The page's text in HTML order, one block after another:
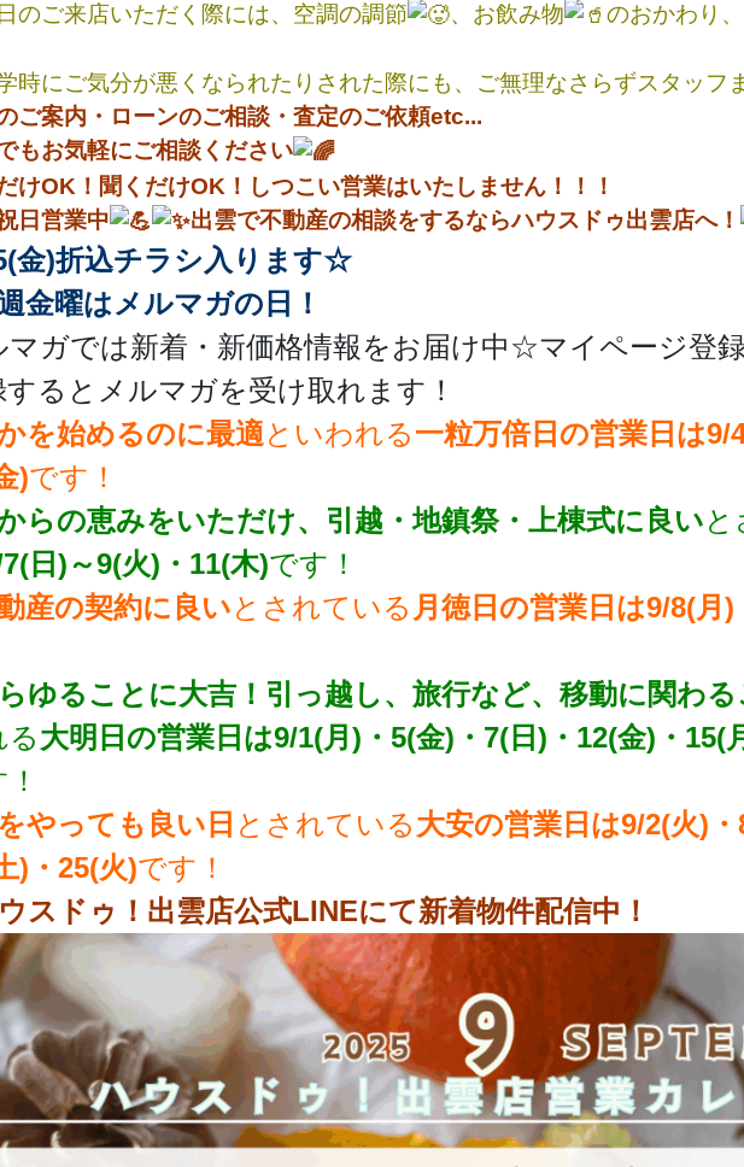
のご来店いただく際には、空調の調節
、お飲み物
のおかわり
時にご気分が悪くなられたりされた際にも、ご無理なさらずスタッフ
ご案内・ローンのご相談・査定のご依頼etc...
もお気軽にご相談ください
けOK！聞くだけOK！しつこい営業はいたしません！！！
日営業中
出雲で不動産の相談をするならハウスドゥ出雲店へ！
金)折込チラシ入ります☆
金曜はメルマガの日！
マガでは新着・新価格情報をお届け中☆マイページ登
するとメルマガを受け取れます！
を始めるのに最適といわれる一粒万倍日の営業日は9/
)です！
らの恵みをいただけ、引越・地鎮祭・上棟式に良いと
日)～9(火)・11(木)です！
産の契約に良いとされている 月徳日の営業日は9/8(月
ゆることに大吉！引っ越し、旅行など、移動に関わ
る大明日の営業日は9/1(月)・5(金)・7(日)・12(金)・15(
やっても良い日 とされている大安の営業日は9/2(火)・
)・25(火)です！
スドゥ！出雲店公式LINEにて新着物件配信中！